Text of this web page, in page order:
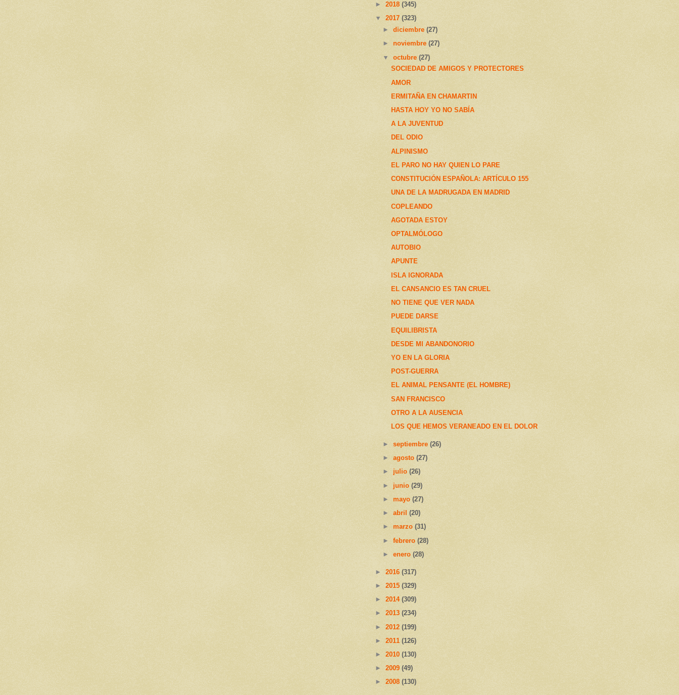
► 2018 (345)
▼ 2017 (323)
►diciembre(27)
►noviembre(27)
▼octubre(27)
SOCIEDAD DE AMIGOS Y PROTECTORES
AMOR
ERMITAÑA EN CHAMARTIN
HASTA HOY YO NO SABÍA
A LA JUVENTUD
DEL ODIO
ALPINISMO
EL PARO NO HAY QUIEN LO PARE
CONSTITUCIÓN ESPAÑOLA: ARTÍCULO 155
UNA DE LA MADRUGADA EN MADRID
COPLEANDO
AGOTADA ESTOY
OPTALMÓLOGO
AUTOBIO
APUNTE
ISLA IGNORADA
EL CANSANCIO ES TAN CRUEL
NO TIENE QUE VER NADA
PUEDE DARSE
EQUILIBRISTA
DESDE MI ABANDONORIO
YO EN LA GLORIA
POST-GUERRA
EL ANIMAL PENSANTE (EL HOMBRE)
SAN FRANCISCO
OTRO A LA AUSENCIA
LOS QUE HEMOS VERANEADO EN EL DOLOR
►septiembre(26)
►agosto(27)
►julio(26)
► junio(29)
►mayo(27)
►abril(20)
►marzo(31)
►febrero(28)
►enero(28)
► 2016 (317)
► 2015 (329)
► 2014 (309)
► 2013 (234)
► 2012 (199)
► 2011 (126)
► 2010 (130)
► 2009 (49)
► 2008 (130)